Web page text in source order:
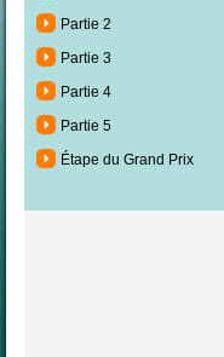
Partie 2
Partie 3
Partie 4
Partie 5
Étape du Grand Prix